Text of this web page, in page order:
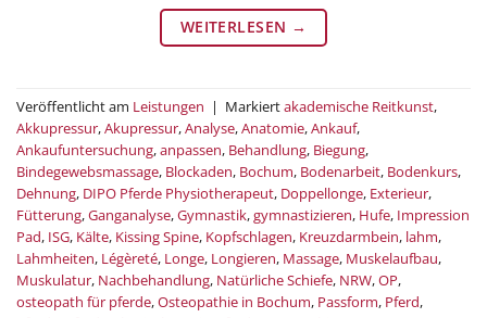
WEITERLESEN →
Veröffentlicht am Leistungen | Markiertakademische Reitkunst,
Akkupressur,Akupressur,Analyse,Anatomie,Ankauf,
Ankaufuntersuchung,anpassen, Behandlung, Biegung,
Bindegewebsmassage, Blockaden, Bochum, Bodenarbeit, Bodenkurs,
Dehnung, DIPO Pferde Physiotherapeut, Doppellonge, Exterieur,
Fütterung,Ganganalyse,Gymnastik,gymnastizieren, Hufe, Impression
Pad, ISG, Kälte, Kissing Spine, Kopfschlagen, Kreuzdarmbein, lahm,
Lahmheiten, Légèreté, Longe, Longieren, Massage, Muskelaufbau,
Muskulatur, Nachbehandlung, Natürliche Schiefe, NRW,OP,
osteopath für pferde,Osteopathie in Bochum, Passform, Pferd,